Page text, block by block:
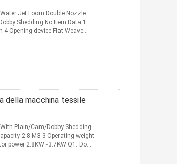
Jet Loom Double Nozzle
Shedding No Item Data 1
4 Opening device Flat Weave
della macchina tessile
Plain/Cam/Dobby Shedding
2.8 M3 3 Operating weight
power 2.8KW~3.7KW Q1. Do